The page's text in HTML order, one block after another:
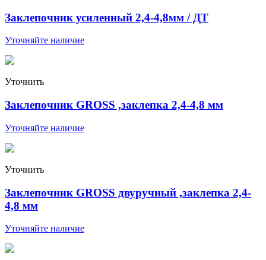
Заклепочник усиленный 2,4-4,8мм / ДТ
Уточняйте наличие
Уточнить
Заклепочник GROSS ,заклепка 2,4-4,8 мм
Уточняйте наличие
Уточнить
Заклепочник GROSS двуручный ,заклепка 2,4-
4,8 мм
Уточняйте наличие